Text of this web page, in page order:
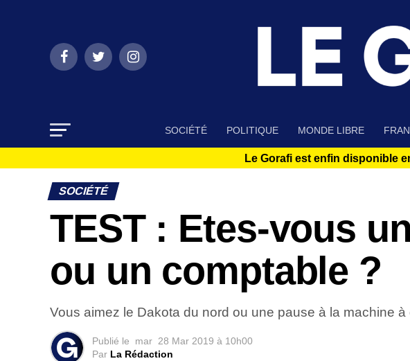
SOCIÉTÉ POLITIQUE MONDE LIBRE
Le Gorafi est enfin disponible
SOCIÉTÉ
TEST : Etes-vous
ou un comptable ?
Vous aimez le Dakota du nord ou une pause à la machine à
Publié le mar 28 Mar 2019 à 10h00
Par La Rédaction